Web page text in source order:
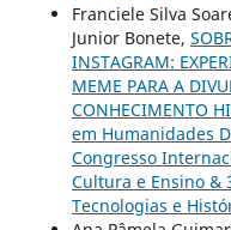
Franciele Silva
Junior Bonete,
INSTAGRAM:
MEME PARA A
CONHECIMENTO
em Humanidades
Congresso
Cultura e Ensino &
Tecnologias e